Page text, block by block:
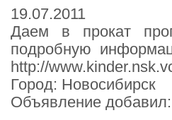
19.07.2011
Даем в прокат
подробную
http://
Город: Новосибирск
Объявление